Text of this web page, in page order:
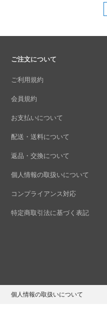
ご注文について
ご利用規約
会員規約
お支払いについて
配送・送料について
返品・交換について
個人情報の取扱いについて
コンプライアンス対応
特定商取引法に基づく表記
個人情報の取扱いについて